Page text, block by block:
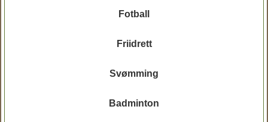
Fotball
Friidrett
Svømming
Badminton